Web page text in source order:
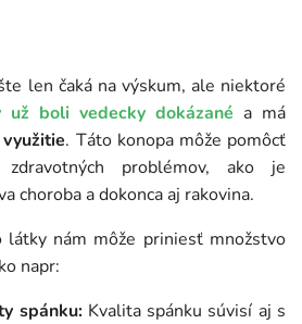
len čaká na výskum, ale niektoré
už boli vedecky dokázané a má
. Táto konopa môže pomôcť
problémov, ako je
choroba a dokonca aj rakovina.
nám môže priniesť množstvo
napr:
spánku:Kvalita spánku súvisí aj s